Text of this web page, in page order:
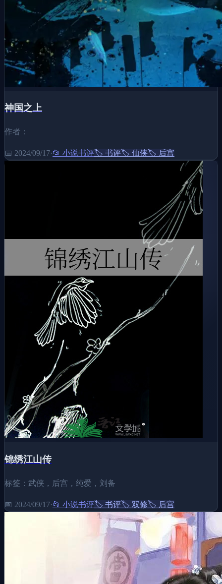
神国之上
作者：
📅 2024/09/17·📂 小说书评🏷️ 书评🏷️ 仙侠🏷️ 后宫
锦绣江山传
标签：武侠，后宫，纯爱，刘备
📅 2024/09/17·📂 小说书评🏷️ 书评🏷️ 双修🏷️ 后宫